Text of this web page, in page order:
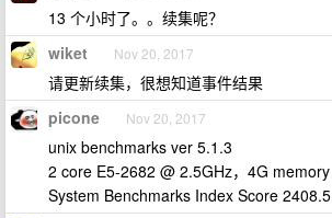
13 个小时了。。续集呢？
wiket Nov 20, 2017
请更新续集，很想知道事件结果
picone Nov 20, 2017
unix benchmarks ver 5.1.3
2 core E5-2682 @ 2.5GHz，4G memory
System Benchmarks Index Score 2408.5